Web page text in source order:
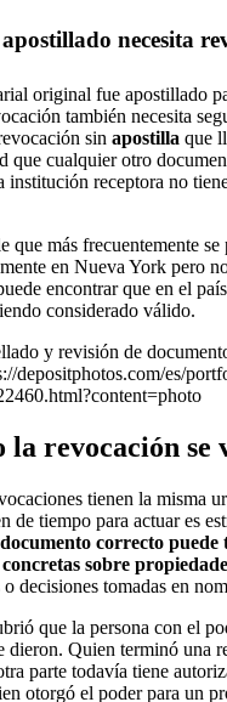
necesita
original fue apostillado
también necesita
sin apostilla que
que cualquier otro
institución receptora no
que más frecuentemente
en Nueva York pero
encontrar que en el
considerado válido.
depositphotos.com/es/
la revocación se
tienen la misma
de tiempo para actuar es
documento correcto puede
concretas sobre
decisiones tomadas en
que la persona con el
dieron. Quien terminó una
parte todavía tiene
otorgó el poder para un